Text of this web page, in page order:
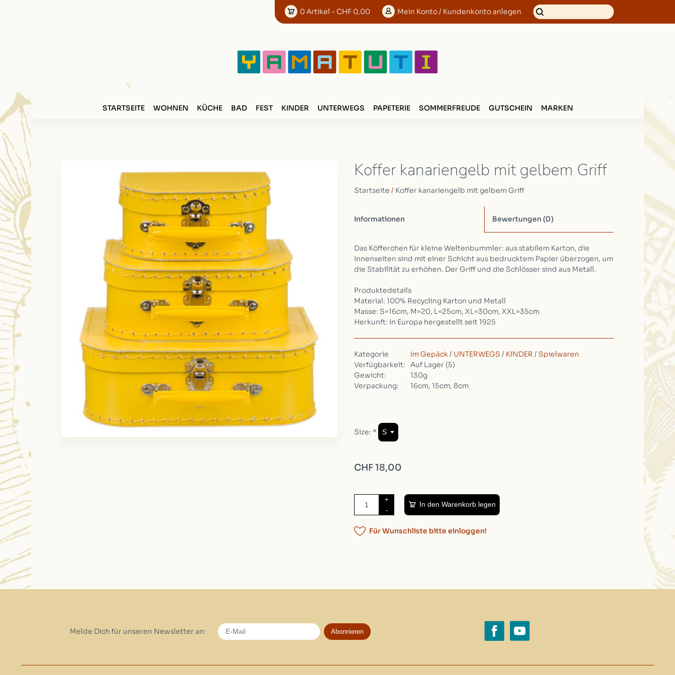
0Artikel - CHF 0,00 Mein Konto/ Kundenkonto anlegen
STARTSEITE WOHNEN KÜCHE BAD FEST KINDER UNTERWEGS PAPETERIE SOMMERFREUDE GUTSCHEIN MARKEN
Koffer kanariengelb mit gelbem Griff
Startseite / Koffer kanariengelb mit gelbem Griff
Informationen Bewertungen (0)
Das Köfferchen für kleine Weltenbummler: aus stabilem Karton, die
Innenseiten sind mit einer Schicht aus bedrucktem Papier überzogen, um
die Stabilität zu erhöhen. Der Griff und die Schlösser sind aus Metall.
Produktedetails
Material: 100% Recycling Karton und Metall
Masse: S=16cm, M=20, L=25cm, XL=30cm, XXL=35cm
Herkunft: In Europa hergestellt seit 1925
Kategorie Im Gepäck / UNTERWEGS / KINDER / Spielwaren
Verfügbarkeit:
Auf Lager (5)
Gewicht:
130g
Verpackung:
16cm, 15cm, 8cm
Size: *
CHF 18,00
+
-
In den Warenkorb legen
Für Wunschliste bitte einloggen!
Melde Dich für unseren Newsletter an: Abonnieren